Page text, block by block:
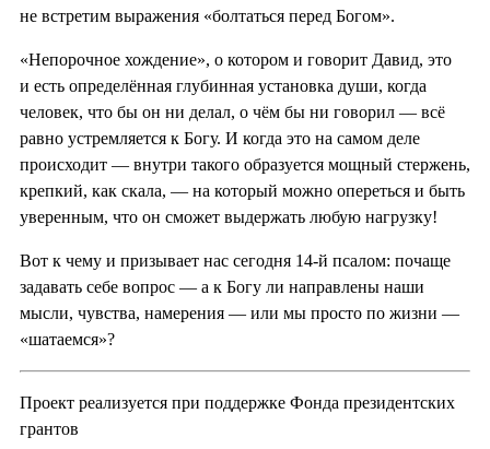
не встретим выражения «болтаться перед Богом».
«Непорочное хождение», о котором и говорит Давид, это
и есть определённая глубинная установка души, когда
человек, что бы он ни делал, о чём бы ни говорил — всё
равно устремляется к Богу. И когда это на самом деле
происходит — внутри такого образуется мощный стержень,
крепкий, как скала, — на который можно опереться и быть
уверенным, что он сможет выдержать любую нагрузку!
Вот к чему и призывает нас сегодня 14-й псалом: почаще
задавать себе вопрос — а к Богу ли направлены наши
мысли, чувства, намерения — или мы просто по жизни —
«шатаемся»?
Проект реализуется при поддержке Фонда президентских
грантов